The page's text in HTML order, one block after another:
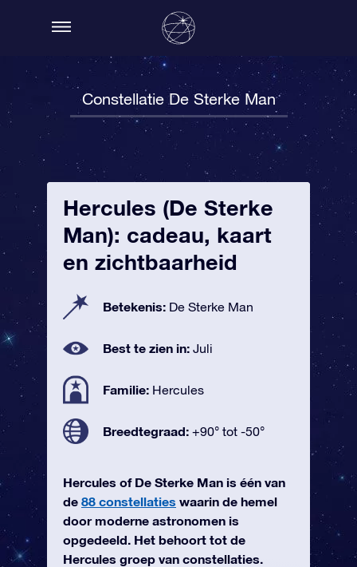
Constellatie De Sterke Man
Hercules (De Sterke
Man): cadeau, kaart
en zichtbaarheid
Betekenis: De Sterke Man
Best te zien in: Juli
Familie: Hercules
Breedtegraad: +90° tot -50°
Hercules of De Sterke Man is één van
de 88 constellaties waarin de hemel
door moderne astronomen is
opgedeeld. Het behoort tot de
Hercules groep van constellaties.